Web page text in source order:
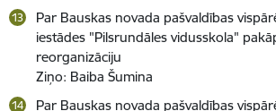
Par Bauskas novada pašvaldības
iestādes "Pilsrundāles vidusskola"
reorganizāciju
Ziņo: Baiba Šumina
Par Bauskas novada pašvaldības